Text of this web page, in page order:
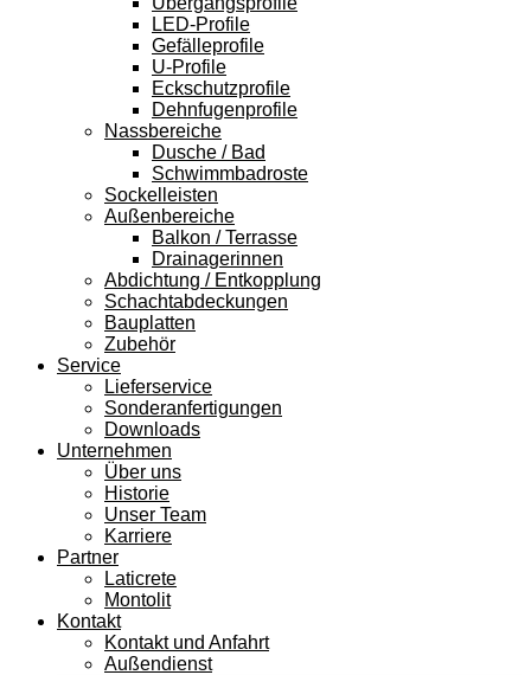
LED-Profile
Gefälleprofile
U-Profile
Eckschutzprofile
Dehnfugenprofile
Nassbereiche
Dusche / Bad
Schwimmbadroste
Sockelleisten
Außenbereiche
Balkon / Terrasse
Drainagerinnen
Abdichtung / Entkopplung
Schachtabdeckungen
Bauplatten
Zubehör
Service
Lieferservice
Sonderanfertigungen
Downloads
Unternehmen
Über uns
Historie
Unser Team
Karriere
Partner
Laticrete
Montolit
Kontakt
Kontakt und Anfahrt
Außendienst